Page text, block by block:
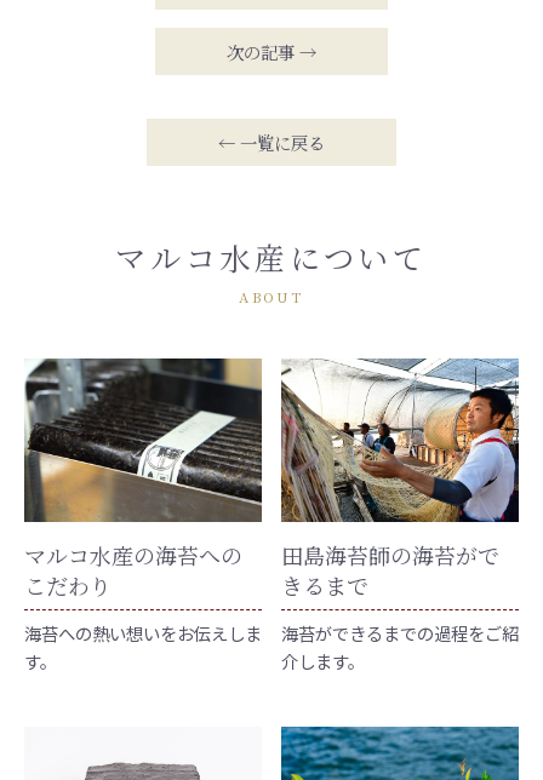
次の記事 →
← 一覧に戻る
マルコ水産について
ABOUT
マルコ水産の海苔への
こだわり
海苔への熱い想いをお伝えしま
す。
田島海苔師の海苔がで
きるまで
海苔ができるまでの過程をご紹
介します。